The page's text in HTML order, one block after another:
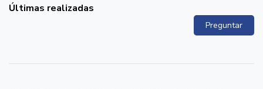
Últimas realizadas
Preguntar